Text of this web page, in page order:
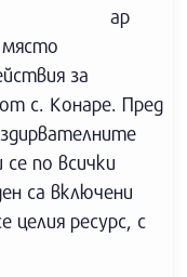
ар
за
с. Конаре. Пред
по всички
са включени
целия ресурс, с